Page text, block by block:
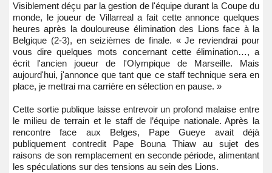
Visiblement déçu par la gestion de l'équipe durant la Coupe du
monde, le joueur de Villarreal a fait cette annonce quelques
heures après la douloureuse élimination des Lions face à la
Belgique (2-3), en seizièmes de finale. « Je reviendrai pour
vous dire quelques mots concernant cette élimination…, a
écrit l'ancien joueur de l'Olympique de Marseille. Mais
aujourd'hui, j'annonce que tant que ce staff technique sera en
place, je mettrai ma carrière en sélection en pause. »
Cette sortie publique laisse entrevoir un profond malaise entre
le milieu de terrain et le staff de l’équipe nationale. Après la
rencontre face aux Belges, Pape Gueye avait déjà
publiquement contredit Pape Bouna Thiaw au sujet des
raisons de son remplacement en seconde période, alimentant
les spéculations sur des tensions au sein des Lions.